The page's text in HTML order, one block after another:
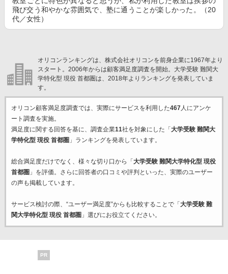
飛び交う和やかな雰囲気で、塾に通うことが楽しかった。（20
代／女性）
オリコンランキングは、株式会社オリコンを前身企業に1967年より
スタート。2006年からは顧客満足度調査を開始。大学受験 難関大
学特化型 現役 首都圏は、2018年よりランキングを発表していま
す。
オリコン顧客満足度調査では、実際にサービスを利用した467人にアンケ
ート調査を実施。
満足度に関する回答を基に、調査企業11社を対象にした「 大学受験 難関大
学特化型 現役 首都圏 」ランキングを発表しています。
総合満足度だけでなく、様々な切り口から「 大学受験 難関大学特化型 現役
首都圏 」を評価。さらに回答者の口コミや評判といった、実際のユーザー
の声も掲載しています。
サービス検討の際、“ユーザー満足度”からも比較することで「 大学受験 難
関大学特化型 現役 首都圏 」選びにお役立てください。
PR